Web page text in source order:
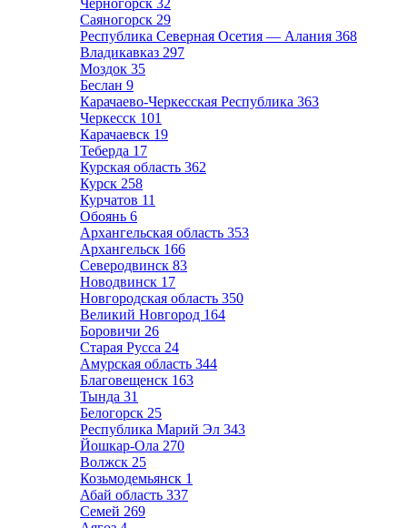
Черногорск 32
Саяногорск 29
Республика Северная Осетия — Алания 368
Владикавказ 297
Моздок 35
Беслан 9
Карачаево-Черкесская Республика 363
Черкесск 101
Карачаевск 19
Теберда 17
Курская область 362
Курск 258
Курчатов 11
Обоянь 6
Архангельская область 353
Архангельск 166
Северодвинск 83
Новодвинск 17
Новгородская область 350
Великий Новгород 164
Боровичи 26
Старая Русса 24
Амурская область 344
Благовещенск 163
Тында 31
Белогорск 25
Республика Марий Эл 343
Йошкар-Ола 270
Волжск 25
Козьмодемьянск 1
Абай область 337
Семей 269